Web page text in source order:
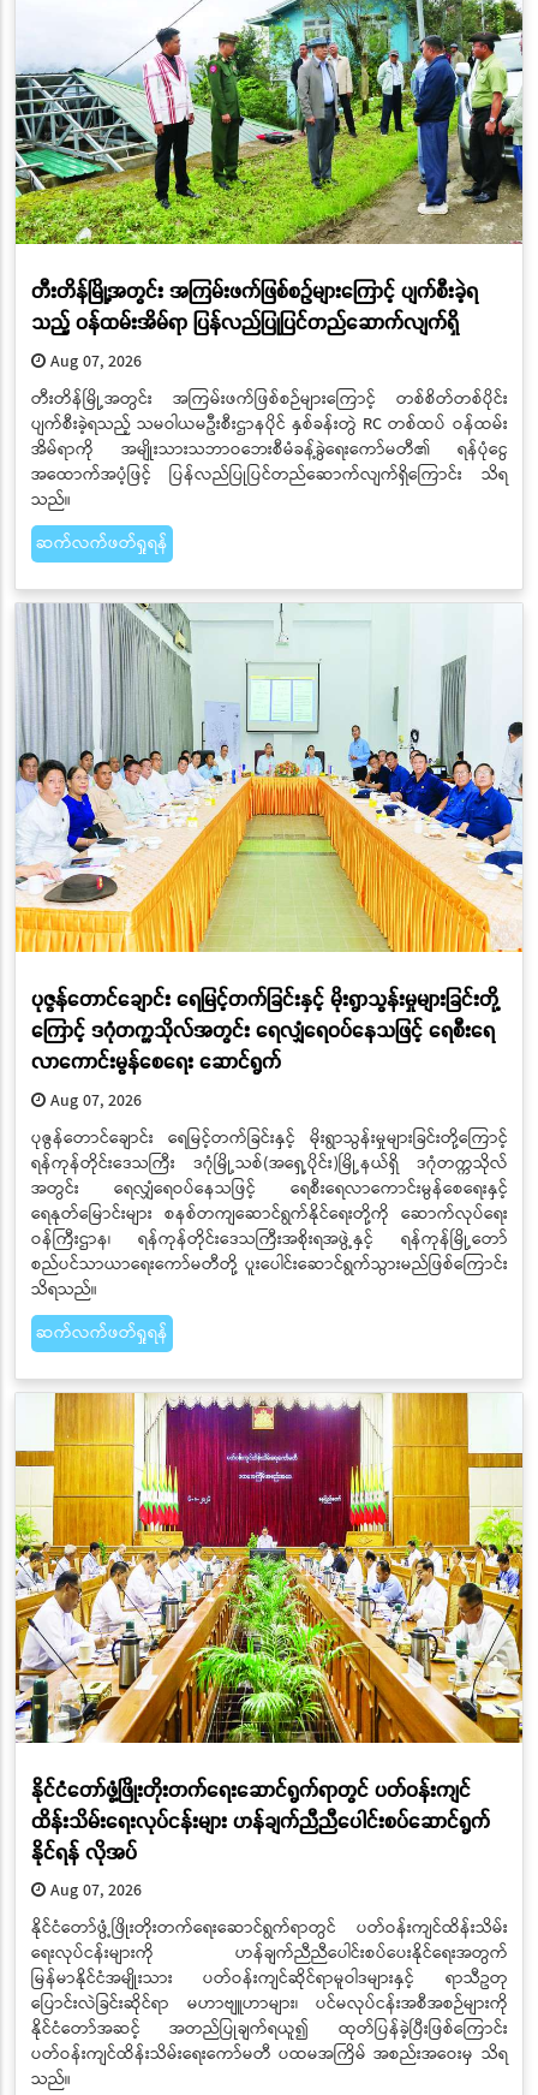
တီးတိန်မြို့အတွင်း အကြမ်းဖက်ဖြစ်စဉ်များကြောင့် ပျက်စီးခဲ့ရ
သည့် ဝန်ထမ်းအိမ်ရာ ပြန်လည်ပြုပြင်တည်ဆောက်လျက်ရှိ
Aug 07, 2026
တီးတိန်မြို့အတွင်း အကြမ်းဖက်ဖြစ်စဉ်များကြောင့် တစ်စိတ်တစ်ပိုင်း
ပျက်စီးခဲ့ရသည့် သမဝါယမဦးစီးဌာနပိုင် နှစ်ခန်းတွဲ RC တစ်ထပ် ဝန်ထမ်း
အိမ်ရာကို အမျိုးသားသဘာဝဘေးစီမံခန့်ခွဲရေးကော်မတီ၏ ရန်ပုံငွေ
အထောက်အပံ့ဖြင့် ပြန်လည်ပြုပြင်တည်ဆောက်လျက်ရှိကြောင်း သိရ
သည်။
ဆက်လက်ဖတ်ရှုရန်
ပုဇွန်တောင်ချောင်း ရေမြင့်တက်ခြင်းနှင့် မိုးရွာသွန်းမှုများခြင်းတို့
ကြောင့် ဒဂုံတက္ကသိုလ်အတွင်း ရေလျှံရေဝပ်နေသဖြင့် ရေစီးရေ
လာကောင်းမွန်စေရေး ဆောင်ရွက်
Aug 07, 2026
ပုဇွန်တောင်ချောင်း ရေမြင့်တက်ခြင်းနှင့် မိုးရွာသွန်းမှုများခြင်းတို့ကြောင့်
ရန်ကုန်တိုင်းဒေသကြီး ဒဂုံမြို့သစ်(အရှေ့ပိုင်း)မြို့နယ်ရှိ ဒဂုံတက္ကသိုလ်
အတွင်း ရေလျှံရေဝပ်နေသဖြင့် ရေစီးရေလာကောင်းမွန်စေရေးနှင့်
ရေနုတ်မြောင်းများ စနစ်တကျဆောင်ရွက်နိုင်ရေးတို့ကို ဆောက်လုပ်ရေး
ဝန်ကြီးဌာန၊ ရန်ကုန်တိုင်းဒေသကြီးအစိုးရအဖွဲ့နှင့် ရန်ကုန်မြို့တော်
စည်ပင်သာယာရေးကော်မတီတို့ ပူးပေါင်းဆောင်ရွက်သွားမည်ဖြစ်ကြောင်း
သိရသည်။
ဆက်လက်ဖတ်ရှုရန်
နိုင်ငံတော်ဖွံ့ဖြိုးတိုးတက်ရေးဆောင်ရွက်ရာတွင် ပတ်ဝန်းကျင်
ထိန်းသိမ်းရေးလုပ်ငန်းများ ဟန်ချက်ညီညီပေါင်းစပ်ဆောင်ရွက်
နိုင်ရန် လိုအပ်
Aug 07, 2026
နိုင်ငံတော်ဖွံ့ဖြိုးတိုးတက်ရေးဆောင်ရွက်ရာတွင် ပတ်ဝန်းကျင်ထိန်းသိမ်း
ရေးလုပ်ငန်းများကို ဟန်ချက်ညီညီပေါင်းစပ်ပေးနိုင်ရေးအတွက်
မြန်မာနိုင်ငံအမျိုးသား ပတ်ဝန်းကျင်ဆိုင်ရာမူဝါဒများနှင့် ရာသီဥတု
ပြောင်းလဲခြင်းဆိုင်ရာ မဟာဗျူဟာများ၊ ပင်မလုပ်ငန်းအစီအစဉ်များကို
နိုင်ငံတော်အဆင့် အတည်ပြုချက်ရယူ၍ ထုတ်ပြန်ခဲ့ပြီးဖြစ်ကြောင်း
ပတ်ဝန်းကျင်ထိန်းသိမ်းရေးကော်မတီ ပထမအကြိမ် အစည်းအဝေးမှ သိရ
သည်။